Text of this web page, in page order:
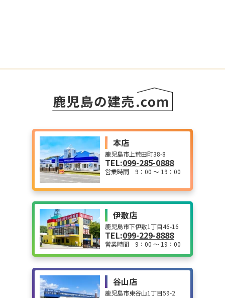
本店
鹿児島市上荒田町38-8
TEL:099-285-0888
営業時間 9：00 ～ 19：00
伊敷店
鹿児島市下伊敷1丁目46-16
TEL:099-229-8888
営業時間 9：00 ～ 19：00
谷山店
鹿児島市東谷山1丁目59-2